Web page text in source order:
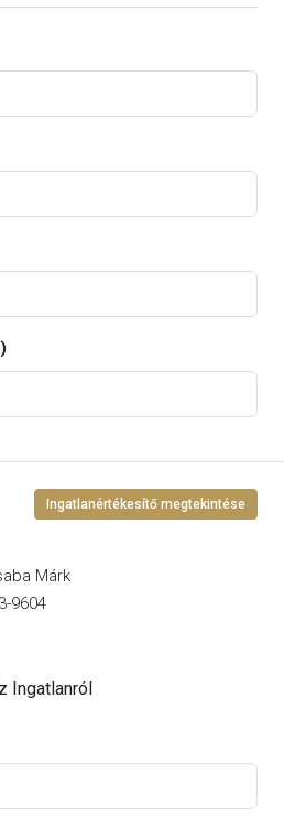
Ingatlanértékesítő megtekintése
Márk
9604
Ingatlanról